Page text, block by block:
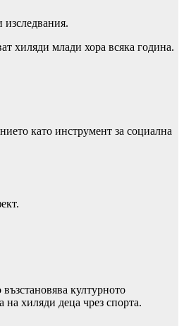
изследвания.
хиляди млади хора всяка година.
като инструмент за социална
културното
хиляди деца чрез спорта.